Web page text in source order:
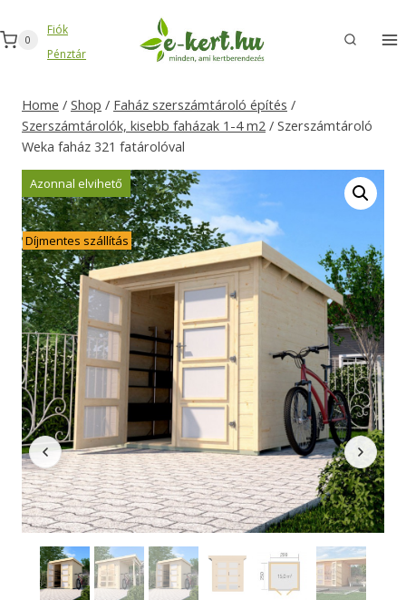
to
content
0
Fiók
Pénztár
Home / Shop / Faház szerszámtároló építés /
Szerszámtárolók, kisebb faházak 1-4 m2 / Szerszámtároló
Weka faház 321 fatárolóval
Azonnal elvihető
Díjmentes szállítás